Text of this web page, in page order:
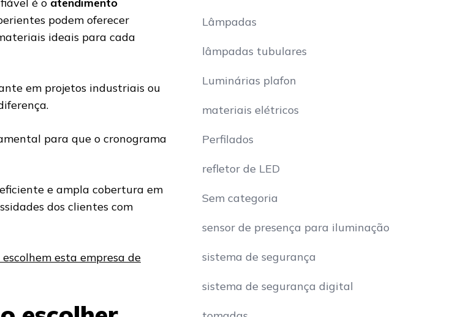
é o atendimento
podem oferecer
ideais para cada
em projetos industriais ou
para que o cronograma
e ampla cobertura em
dos clientes com
esta empresa de
Lâmpadas
lâmpadas tubulares
Luminárias plafon
materiais elétricos
Perfilados
refletor de LED
Sem categoria
sensor de presença para iluminação
sistema de segurança
sistema de segurança digital